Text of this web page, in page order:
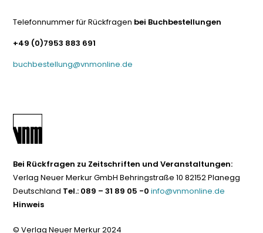
Telefonnummer für Rückfragen bei Buchbestellungen
+49 (0)7953 883 691
buchbestellung@vnmonline.de
Bei Rückfragen zu Zeitschriften und Veranstaltungen:
Verlag Neuer Merkur GmbH Behringstraße 10 82152 Planegg
Deutschland Tel.: 089 – 31 89 05 -0 info@vnmonline.de
Hinweis
© Verlag Neuer Merkur 2024